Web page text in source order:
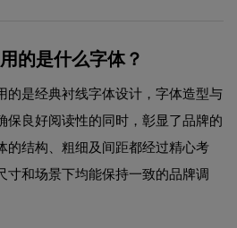
的是什么字体？
的是经典衬线字体设计，字体造型与
保良好阅读性的同时，彰显了品牌的
的结构、粗细及间距都经过精心考
寸和场景下均能保持一致的品牌调